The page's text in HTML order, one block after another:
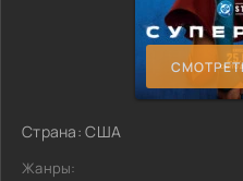
Страна: США
Жанры: